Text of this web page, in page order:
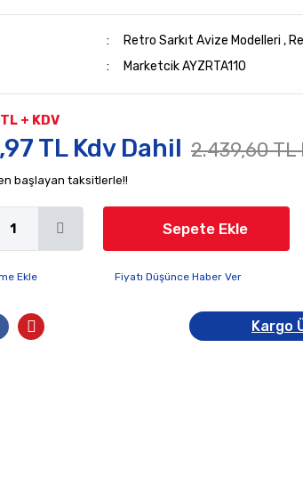
Retro Sarkıt Avize Modelleri ,
Marketcik AYZRTA110
+ KDV
TL Kdv Dahil 2.439,60 TL
başlayan taksitlerle!!
Sepete Ekle
Fiyatı Düşünce Haber Ver
Kargo